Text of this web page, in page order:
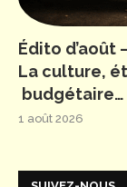
Édito d’août
La culture,
budgétaire…
1 août 2026